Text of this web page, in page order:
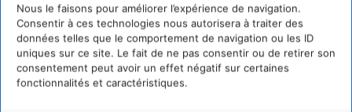
Nous le faisons pour améliorer l’expérience de navigation.
Consentir à ces technologies nous autorisera à traiter des
données telles que le comportement de navigation ou les ID
uniques sur ce site. Le fait de ne pas consentir ou de retirer son
consentement peut avoir un effet négatif sur certaines
fonctionnalités et caractéristiques.